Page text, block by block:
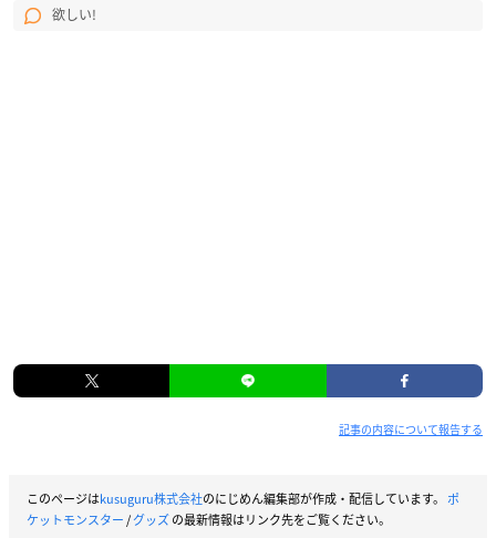
【購入点数制限】
欲しい!
記事の内容について報告する
このページはkusuguru株式会社のにじめん編集部が作成・配信しています。 ポ
ケットモンスター/グッズの最新情報はリンク先をご覧ください。